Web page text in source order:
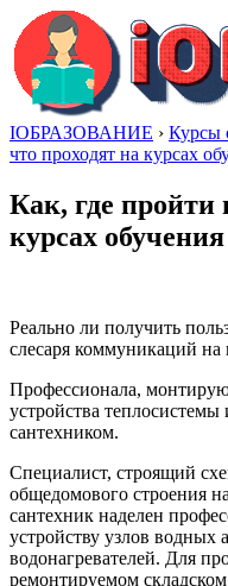
IОБРАЗОВАНИЕ › Курсы
что проходят на курсах
Как, где пройти
курсах обучения
Реально ли получить
слесаря коммуникаций на
Профессионала,
устройства
сантехником.
Специалист, строящий
общедомового строения
сантехник наделен
устройству узлов водных
водонагревателей. Для
ремонтируемом